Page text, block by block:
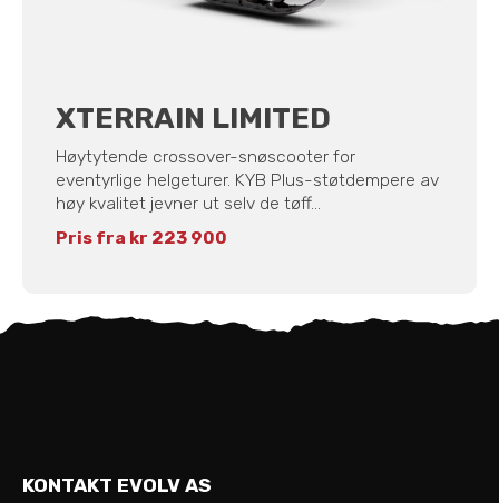
XTERRAIN LIMITED
Høytytende crossover-snøscooter for
eventyrlige helgeturer. KYB Plus-støtdempere av
høy kvalitet jevner ut selv de tøff...
Pris fra kr 223 900
KONTAKT EVOLV AS